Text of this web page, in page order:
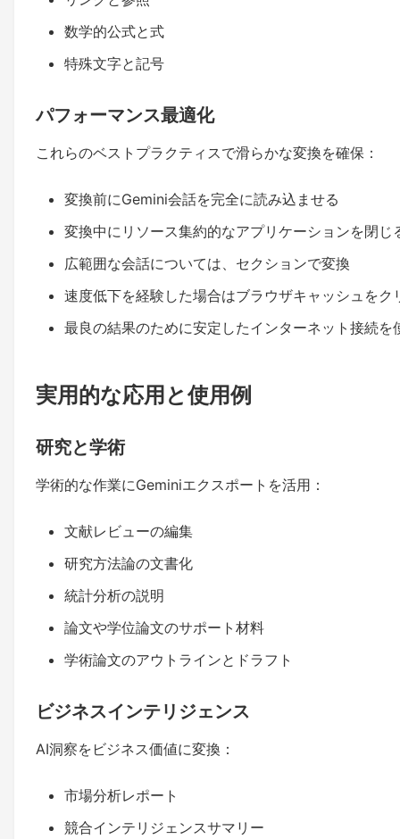
数学的公式と式
特殊文字と記号
パフォーマンス最適化
これらのベストプラクティスで滑らかな変換を確保：
変換前にGemini会話を完全に読み込ませる
変換中にリソース集約的なアプリケーションを閉じ
広範囲な会話については、セクションで変換
速度低下を経験した場合はブラウザキャッシュをク
最良の結果のために安定したインターネット接続を
実用的な応用と使用例
研究と学術
学術的な作業にGeminiエクスポートを活用：
文献レビューの編集
研究方法論の文書化
統計分析の説明
論文や学位論文のサポート材料
学術論文のアウトラインとドラフト
ビジネスインテリジェンス
AI洞察をビジネス価値に変換：
市場分析レポート
競合インテリジェンスサマリー